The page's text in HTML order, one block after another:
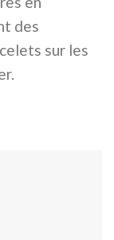
des
sur les